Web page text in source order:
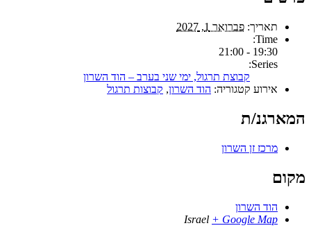
תאריך: פברואר 1, 2027
Time:
19:30 - 21:00
Series:
קבוצת תרגול, ימי שני בערב – הוד השרון
אירוע קטגוריה: הוד השרון, קבוצות תרגול
המארגנ/ת
מרכז זן השרון
מקום
הוד השרון
Israel + Google Map